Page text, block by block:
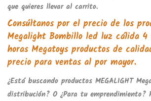
que quieres llevar al carrito.
Consúltanos por el precio de los
Megalight Bombillo led luz cálida 4
horas Megatoysproductos de
precio para ventas al por mayor.
¿Está buscando productos MEGALIGHT
distribución? O ¿Para tu emprendimiento?